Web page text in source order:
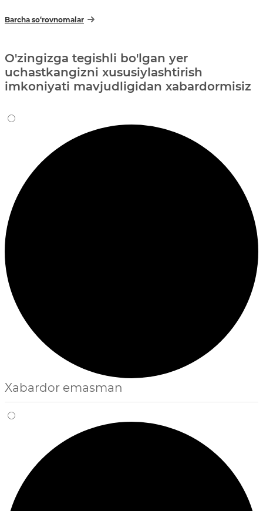
Barcha so‘rovnomalar
O'zingizga tegishli bo'lgan yer
uchastkangizni xususiylashtirish
imkoniyati mavjudligidan xabardormisiz
Xabardor emasman